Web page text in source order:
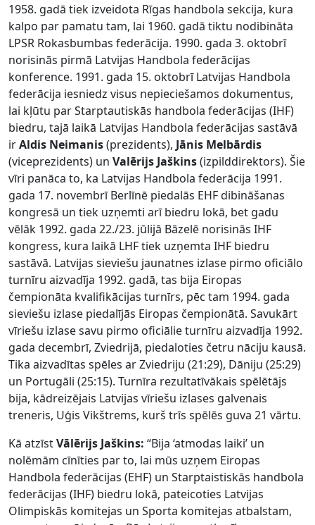
1958. gadā tiek izveidota Rīgas handbola sekcija, kura
kalpo par pamatu tam, lai 1960. gadā tiktu nodibināta
LPSR Rokasbumbas federācija. 1990. gada 3. oktobrī
norisinās pirmā Latvijas Handbola federācijas
konference. 1991. gada 15. oktobrī Latvijas Handbola
federācija iesniedz visus nepieciešamos dokumentus,
lai kļūtu par Starptautiskās handbola federācijas (IHF)
biedru, tajā laikā Latvijas Handbola federācijas sastāvā
irAldis Neimanis(prezidents), Jānis Melbārdis
(viceprezidents) un Valērijs Jaškins(izpilddirektors). Šie
vīri panāca to, ka Latvijas Handbola federācija 1991.
gada 17. novembrī Berlīnē piedalās EHF dibināšanas
kongresā un tiek uzņemti arī biedru lokā, bet gadu
vēlāk 1992. gada 22./23. jūlijā Bāzelē norisinās IHF
kongress, kura laikā LHF tiek uzņemta IHF biedru
sastāvā. Latvijas sieviešu jaunatnes izlase pirmo oficiālo
turnīru aizvadīja 1992. gadā, tas bija Eiropas
čempionāta kvalifikācijas turnīrs, pēc tam 1994. gada
sieviešu izlase piedalījās Eiropas čempionātā. Savukārt
vīriešu izlase savu pirmo oficiālie turnīru aizvadīja 1992.
gada decembrī, Zviedrijā, piedaloties četru nāciju kausā.
Tika aizvadītas spēles ar Zviedriju (21:29), Dāniju (25:29)
un Portugāli (25:15). Turnīra rezultatīvākais spēlētājs
bija, kādreizējais Latvijas vīriešu izlases galvenais
treneris, Uģis Vikštrems, kurš trīs spēlēs guva 21 vārtu.
Kā atzīstVālērijs Jaškins: “Bija ‘atmodas laiki’ un
nolēmām cīnīties par to, lai mūs uzņem Eiropas
Handbola federācijas (EHF) un Starptaistiskās handbola
federācijas (IHF) biedru lokā, pateicoties Latvijas
Olimpiskās komitejas un Sporta komitejas atbalstam,